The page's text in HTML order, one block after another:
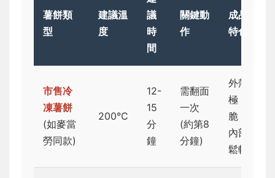
薯餅類
型
建議溫
度
議
時
間
關鍵動
作
成品
特色
市售冷
凍薯餅
(如麥當
勞同款)
200°C
12-
15
分
鐘
需翻面
一次
(約第8
分鐘)
外殼
極
脆，
內部
鬆軟